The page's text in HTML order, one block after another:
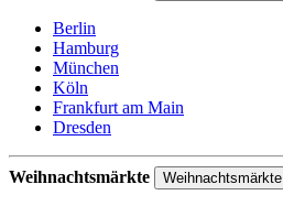
Berlin
Hamburg
München
Köln
Frankfurt am Main
Dresden
Weihnachtsmärkte Weihnachtsmärkte